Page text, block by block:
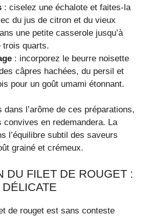
: ciselez une échalote et faites-la
du jus de citron et du vieux
une petite casserole jusqu’à
trois quarts.
: incorporez le beurre noisette
câpres hachées, du persil et
pour un goût umami étonnant.
dans l’arôme de ces préparations,
convives en redemandera. La
l’équilibre subtil des saveurs
grainé et crémeux.
DU FILET DE ROUGET :
de rouget est sans conteste